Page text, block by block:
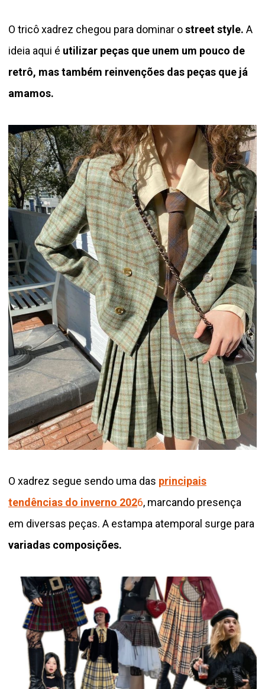
O tricô xadrez chegou para dominar ostreet style. A
ideia aqui é utilizar peças que unem um pouco de
retrô, mas também reinvenções das peças que já
amamos.
O xadrez segue sendo uma das principais
tendências do inverno 2026, marcando presença
em diversas peças. A estampa atemporal surge para
variadas composições.